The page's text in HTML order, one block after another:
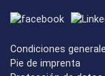
Condiciones
Pie de imprenta